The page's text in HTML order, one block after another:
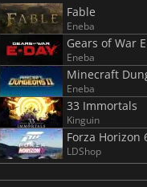
Fable
Eneba
Gears of War
Eneba
Minecraft
Eneba
33 Immortals
Kinguin
Forza Horizon
LDShop